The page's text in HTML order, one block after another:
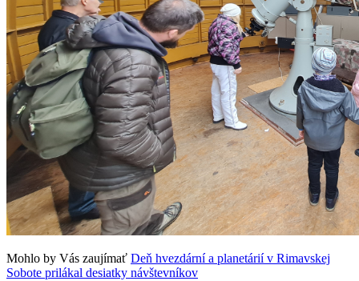
Mohlo by Vás zaujímať Deň hvezdární a planetárií v Rimavskej
Sobote prilákal desiatky návštevníkov